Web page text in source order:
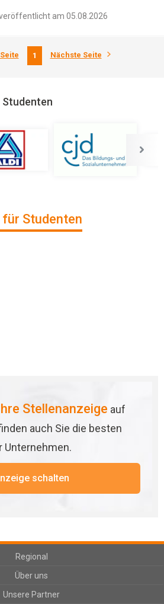
am 05.08.2026
1 Nächste Seite
Studenten
Stellenanzeige auf
auch Sie die besten
Unternehmen.
schalten
Regional
Über uns
Unsere Partner